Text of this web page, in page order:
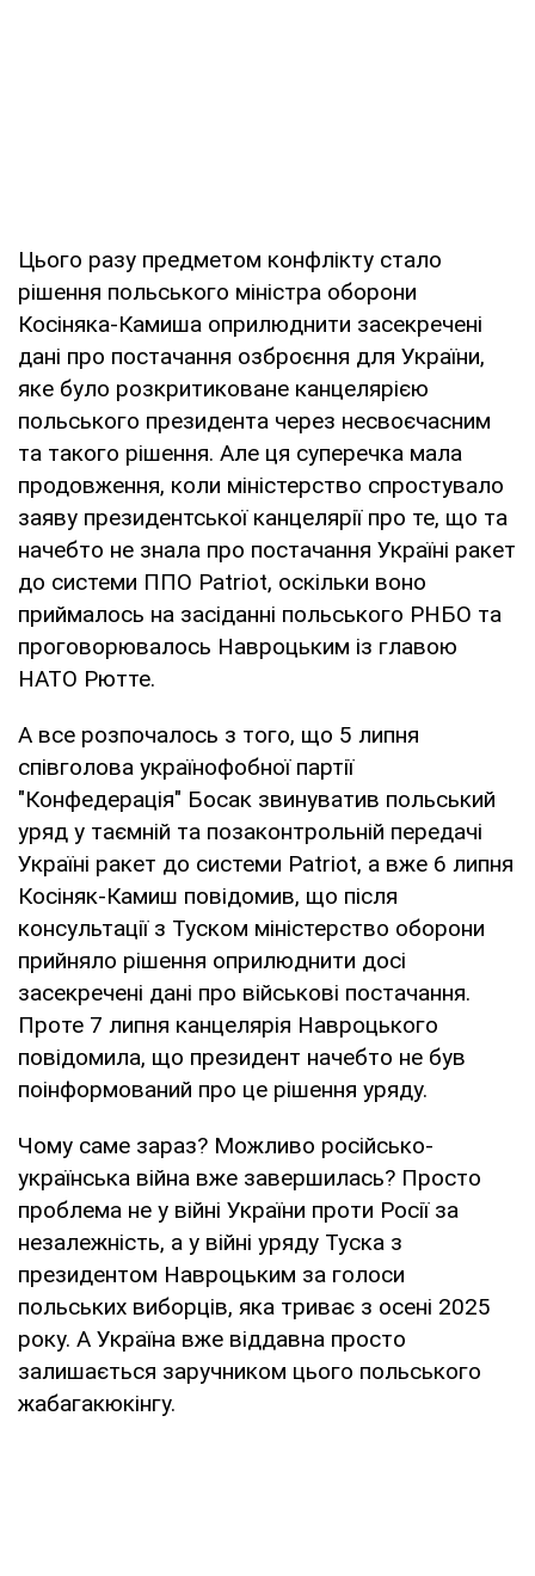
Цього разу предметом конфлікту стало
рішення польського міністра оборони
Косіняка-Камиша оприлюднити засекречені
дані про постачання озброєння для України,
яке було розкритиковане канцелярією
польського президента через несвоєчасним
та такого рішення. Але ця суперечка мала
продовження, коли міністерство спростувало
заяву президентської канцелярії про те, що та
начебто не знала про постачання Україні ракет
до системи ППО Patriot, оскільки воно
приймалось на засіданні польського РНБО та
проговорювалось Навроцьким із главою
НАТО Рютте.
А все розпочалось з того, що 5 липня
співголова українофобної партії
"Конфедерація" Босак звинуватив польський
уряд у таємній та позаконтрольній передачі
Україні ракет до системи Patriot, а вже 6 липня
Косіняк-Камиш повідомив, що після
консультації з Туском міністерство оборони
прийняло рішення оприлюднити досі
засекречені дані про військові постачання.
Проте 7 липня канцелярія Навроцького
повідомила, що президент начебто не був
поінформований про це рішення уряду.
Чому саме зараз? Можливо російсько-
українська війна вже завершилась? Просто
проблема не у війні України проти Росії за
незалежність, а у війні уряду Туска з
президентом Навроцьким за голоси
польських виборців, яка триває з осені 2025
року. А Україна вже віддавна просто
залишається заручником цього польського
жабагакюкінгу.